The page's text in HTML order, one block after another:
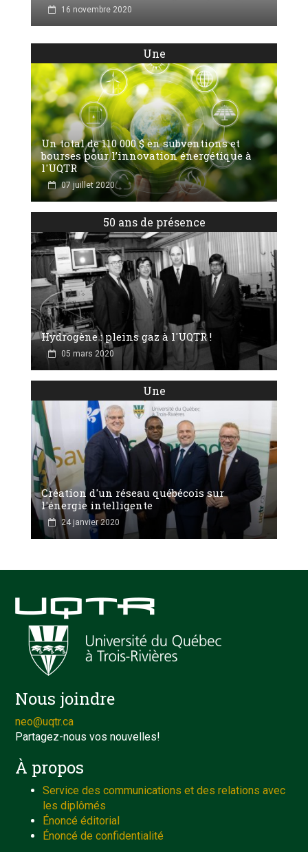
16 novembre 2020
Une
Un total de 110 000 $ en subventions et
bourses pour l’innovation énergétique à
l'UQTR
07 juillet 2020
50 ans de présence
Hydrogène : pleins gaz à l'UQTR !
05 mars 2020
Une
Création d'un réseau québécois sur
l'énergie intelligente
24 janvier 2020
Nous joindre
neo@uqtr.ca
Partagez-nous vos nouvelles!
À propos
Service des communications et des relations avec
les diplômés
Énoncé éditorial
Énoncé de confidentialité